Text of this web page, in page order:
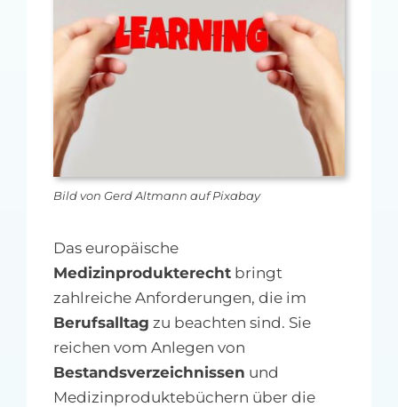
MFA-heute Newsletter-Anmeldung
Über uns
Ihre Werbung auf MFA-heute.de
Suche
nach:Bild von Gerd Altmann auf Pixabay
Das europäische
Medizinprodukterechtbringt
zahlreiche Anforderungen, die im
Berufsalltag zu beachten sind. Sie
reichen vom Anlegen von
Bestandsverzeichnissen und
Medizinproduktebüchern über die